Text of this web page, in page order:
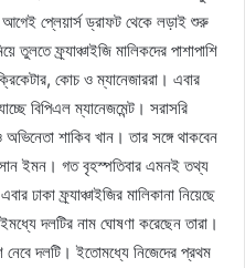
আগেই প্লেয়ার্স ড্রাফট থেকে লড়াই শুরু
তুলতে ফ্র্যাঞ্চাইজি মালিকদের পাশাপাশি
কোচ ও ম্যানেজাররা। এবার
বিপিএল ম্যানেজমেন্ট। সরাসরি
শাকিব খান। তার সঙ্গে থাকবেন
ইমন। গত বৃহস্পতিবার এমনই তথ্য
ঢাকা ফ্র্যাঞ্চাইজির মালিকানা নিয়েছে
দলটির নাম ঘোষণা করেছেন তারা।
নেবে দলটি। ইতোমধ্যে নিজেদের প্রথম